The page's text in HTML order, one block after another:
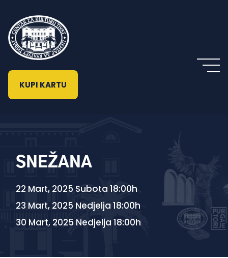
KUPI KARTU
SNEŽANA
22 Mart, 2025 Subota 18:00h
23 Mart, 2025 Nedjelja 18:00h
30 Mart, 2025 Nedjelja 18:00h